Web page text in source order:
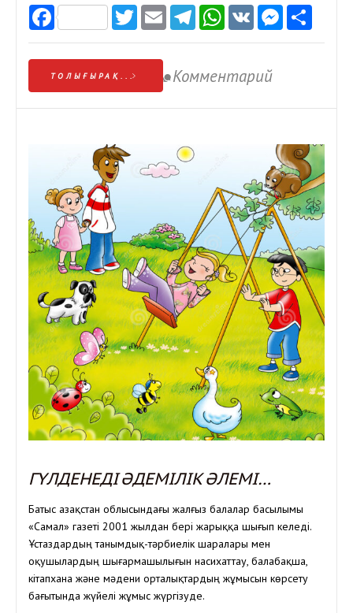
FacebookTwitter
EmailTelegram
WhatsApp
VK
ТОЛЫҒЫРАҚ... Комментарий
ГҮЛДЕНЕДІ ӘДЕМІЛІК ӘЛЕМІ…
Батыс Қазақстан облысындағы жалғыз балалар басылымы
«Самал» газеті 2001 жылдан бері жарыққа шығып келеді.
Ұстаздардың танымдық-тәрбиелік шаралары мен
оқушылардың шығармашылығын насихаттау, балабақша,
кітапхана және мәдени орталықтардың жұмысын көрсету
бағытында жүйелі жұмыс жүргізуде.